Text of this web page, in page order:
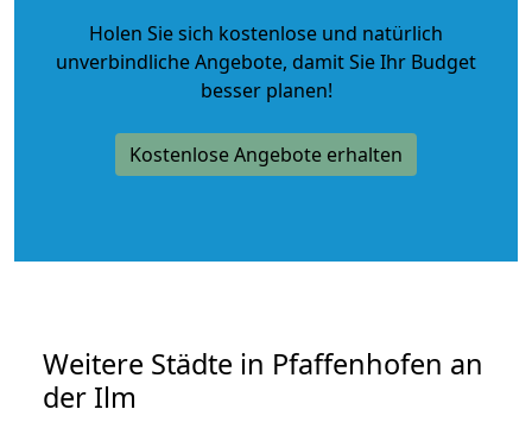
Holen Sie sich kostenlose und natürlich
unverbindliche Angebote, damit Sie Ihr Budget
besser planen!
Kostenlose Angebote erhalten
Weitere Städte in Pfaffenhofen an
der Ilm